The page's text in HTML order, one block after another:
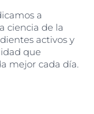
a
ciencia de la
activos y
que
mejor cada día.